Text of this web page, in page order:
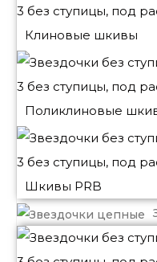
Клиновые шкивы
Поликлиновые
Шкивы PRB